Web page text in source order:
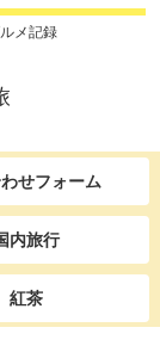
メ記録
せフォーム
内旅行
紅茶